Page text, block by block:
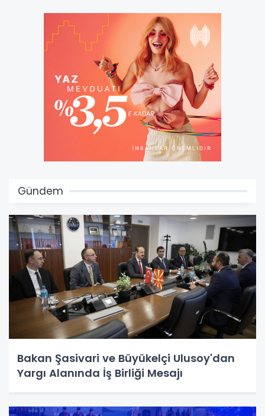
Gündem
Bakan Şasivari ve Büyükelçi Ulusoy'dan
Yargı Alanında İş Birliği Mesajı